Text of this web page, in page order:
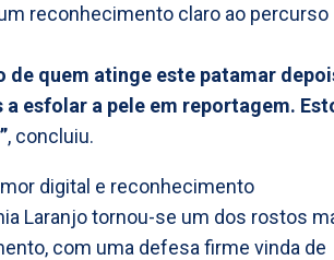
reconhecimento claro ao percurso
de quem atinge este patamar
a esfolar a pele em reportagem.
, concluiu.
digital e reconhecimento
Laranjo tornou-se um dos rostos
com uma defesa firme vinda de